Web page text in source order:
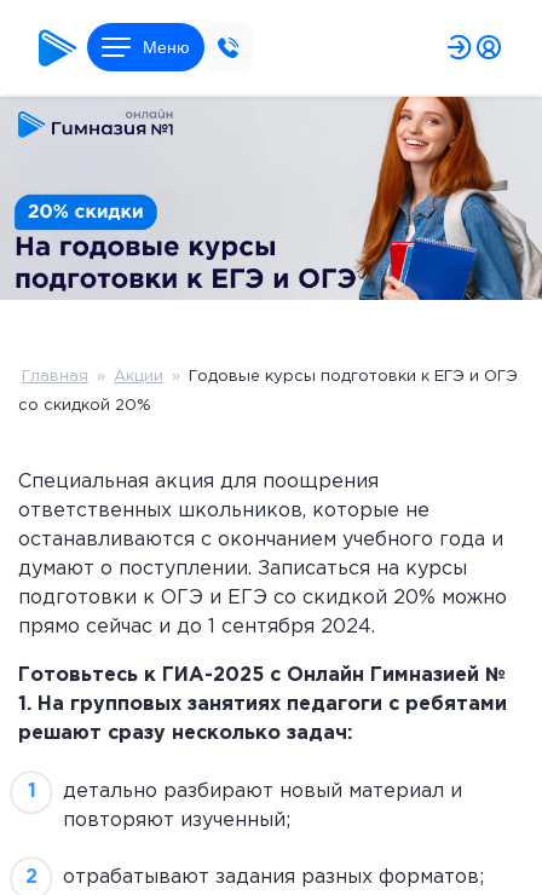
Меню
Главная » Акции » Годовые курсы подготовки к ЕГЭ и ОГЭ
со скидкой 20%
Специальная акция для поощрения
ответственных школьников, которые не
останавливаются с окончанием учебного года и
думают о поступлении. Записаться на курсы
подготовки к ОГЭ и ЕГЭ со скидкой 20% можно
прямо сейчас и до 1 сентября 2024.
Готовьтесь к ГИА-2025 с Онлайн Гимназией №
1. На групповых занятиях педагоги с ребятами
решают сразу несколько задач:
детально разбирают новый материал и
повторяют изученный;
отрабатывают задания разных форматов;